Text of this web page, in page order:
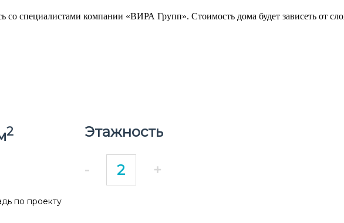
со специалистами компании «ВИРА Групп». Стоимость дома будет зависеть от
2
по проекту
Этажность
- +